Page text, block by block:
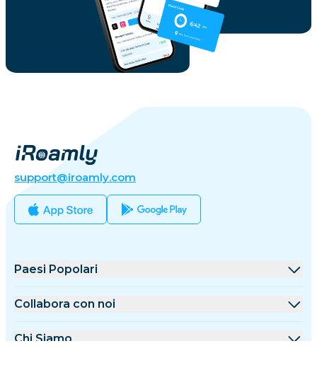
support@iroamly.com
Paesi Popolari
Stati Uniti
Collabora con noi
Piattaforma All'ingrosso
Chi Siamo